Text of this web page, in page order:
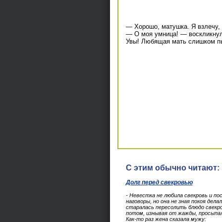
— Хорошо, матушка. Я взлечу,
— О моя умница! —
Увы! Любящая мать слишком
С этим обычно читают:
Долг перед свекровью
- Невестка не любила свекровь и
наговоры, но она не зная покоя
старалась пересолить блюдо
потом, изнывая от жажды,
Как-то раз жена сказала мужу: